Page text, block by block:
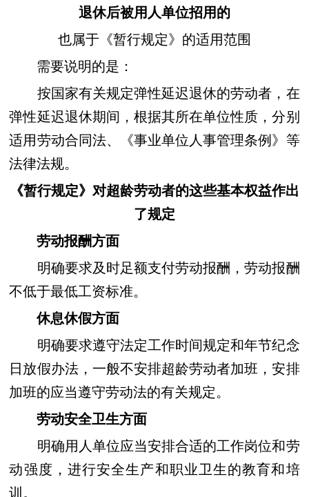
退休后被用人单位招用的
也属于《暂行规定》的适用范围
需要说明的是：
按国家有关规定弹性延迟退休的劳动者，在
弹性延迟退休期间，根据其所在单位性质，分别
适用劳动合同法、《事业单位人事管理条例》等
法律法规。
《暂行规定》对超龄劳动者的这些基本权益作出
了规定
劳动报酬方面
明确要求及时足额支付劳动报酬，劳动报酬
不低于最低工资标准。
休息休假方面
明确要求遵守法定工作时间规定和年节纪念
日放假办法，一般不安排超龄劳动者加班，安排
加班的应当遵守劳动法的有关规定。
劳动安全卫生方面
明确用人单位应当安排合适的工作岗位和劳
动强度，进行安全生产和职业卫生的教育和培
训。